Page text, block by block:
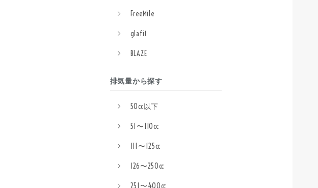
FreeMile
glafit
BLAZE
排気量から探す
50cc以下
51〜110cc
111〜125cc
126〜250cc
251〜400cc